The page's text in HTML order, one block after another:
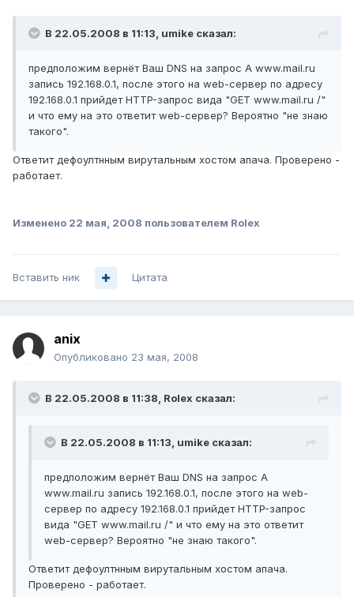
В 22.05.2008 в 11:13, umike сказал:
предположим вернёт Ваш DNS на запрос A www.mail.ru
запись 192.168.0.1, после этого на web-сервер по адресу
192.168.0.1 прийдет HTTP-запрос вида "GET www.mail.ru /"
и что ему на это ответит web-сервер? Вероятно "не знаю
такого".
Ответит дефоултнным вирутальным хостом апача. Проверено -
работает.
Изменено 22 мая, 2008 пользователем Rolex
Вставить ник Цитата
anix
Опубликовано 23 мая, 2008
В 22.05.2008 в 11:38, Rolex сказал:
В 22.05.2008 в 11:13, umike сказал:
предположим вернёт Ваш DNS на запрос A
www.mail.ru запись 192.168.0.1, после этого на web-
сервер по адресу 192.168.0.1 прийдет HTTP-запрос
вида "GET www.mail.ru /" и что ему на это ответит
web-сервер? Вероятно "не знаю такого".
Ответит дефоултнным вирутальным хостом апача.
Проверено - работает.